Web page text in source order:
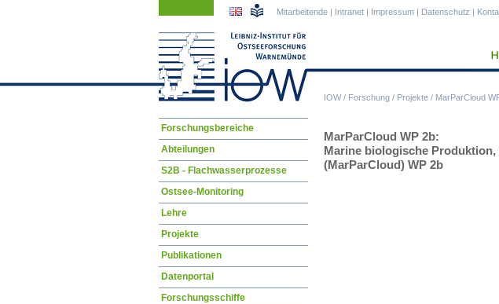
IOW/ Forschung / Projekte / MarParCloud
Mitarbeitende | Intranet | Impressum | Datenschutz |
MarParCloud WP 2b:
Marine biologische
(MarParCloud) WP 2b
Navigation
überspringen
Forschungsbereiche
Abteilungen
S2B - Flachwasserprozesse
Ostsee-Monitoring
Lehre
Projekte
Publikationen
Datenportal
Forschungsschiffe